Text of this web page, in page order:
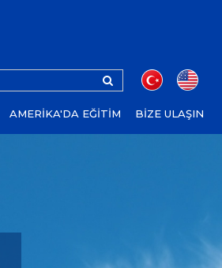
AMERİKA'DA EĞİTİM BİZE ULAŞIN